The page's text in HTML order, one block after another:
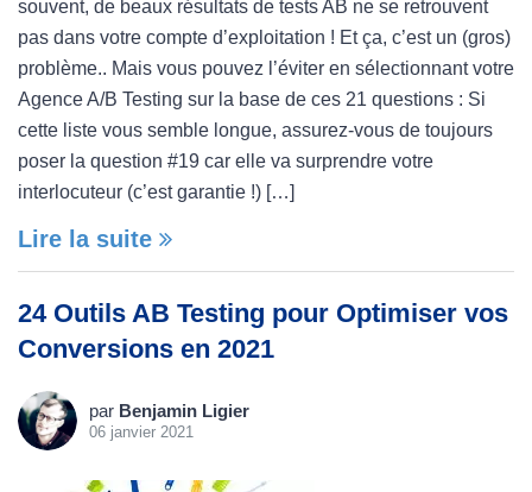
souvent, de beaux résultats de tests AB ne se retrouvent
pas dans votre compte d’exploitation ! Et ça, c’est un (gros)
problème.. Mais vous pouvez l’éviter en sélectionnant votre
Agence A/B Testing sur la base de ces 21 questions : Si
cette liste vous semble longue, assurez-vous de toujours
poser la question #19 car elle va surprendre votre
interlocuteur (c’est garantie !) […]
Lire la suite
24 Outils AB Testing pour Optimiser vos
Conversions en 2021
par Benjamin Ligier
06 janvier 2021